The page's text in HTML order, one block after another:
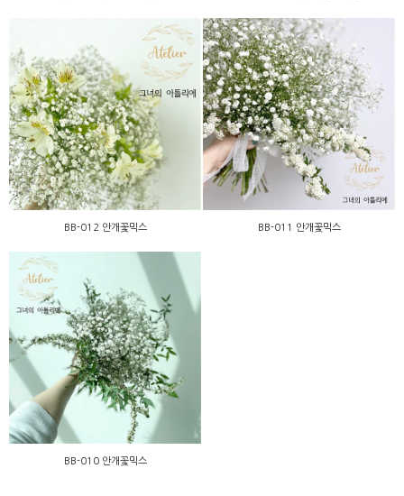
BB-012 안개꽃믹스
BB-012 안개꽃믹스
BB-011 안개꽃믹스
BB-011 안개꽃믹스
BB-010 안개꽃믹스
BB-010 안개꽃믹스